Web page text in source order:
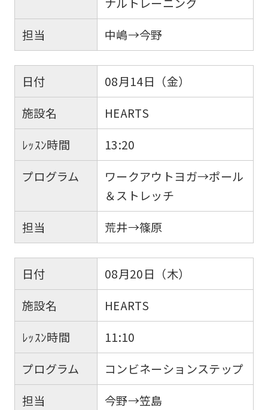
担当
中嶋→今野
日付
08月14日（金）
施設名
HEARTS
ﾚｯｽﾝ時間
13:20
プログラム
ワークアウトヨガ→ポール
＆ストレッチ
担当
荒井→篠原
日付
08月20日（木）
施設名
HEARTS
ﾚｯｽﾝ時間
11:10
プログラム
コンビネーションステップ
担当
今野→笠島